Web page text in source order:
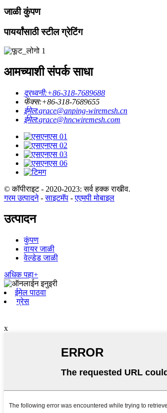
जाळी कुंपण
पायर्यांसाठी स्टील ग्रेटिंग
आमच्याशी संपर्क साधा
दूरध्वनी:+86-318-7689688
फॅक्स:+86-318-7689655
ईमेल:grace@anping-wiremesh.cn
ईमेल:grace@hncwiremesh.com
© कॉपीराइट - 2020-2023: सर्व हक्क राखीव.
गरम उत्पादने-साइटमॅप -एएमपी मोबाइल
उत्पादन
कुंपण
वायर जाळी
वेल्डेड जाळी
अधिक पहा+
ईमेल पाठवा
ग्रेस
x